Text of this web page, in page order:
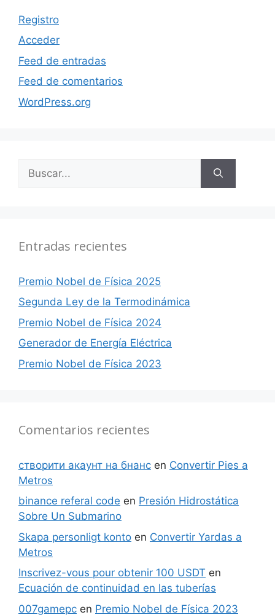
Registro
Acceder
Feed de entradas
Feed de comentarios
WordPress.org
Entradas recientes
Premio Nobel de Física 2025
Segunda Ley de la Termodinámica
Premio Nobel de Física 2024
Generador de Energía Eléctrica
Premio Nobel de Física 2023
Comentarios recientes
створити акаунт на бнанс en Convertir Pies a
Metros
binance referal code en Presión Hidrostática
Sobre Un Submarino
Skapa personligt konto en Convertir Yardas a
Metros
Inscrivez-vous pour obtenir 100 USDT en
Ecuación de continuidad en las tuberías
007gamepc en Premio Nobel de Física 2023